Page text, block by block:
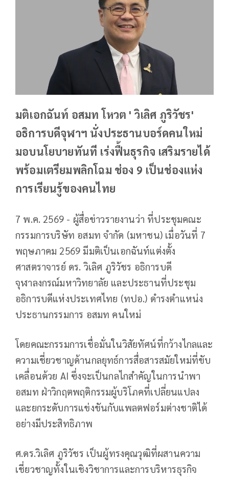
มติเอกฉันท์ อสมท โหวต ' วิเลิศ ภูริวัชร'
อธิการบดีจุฬาฯ นั่งประธานบอร์ดคนใหม่
มอบนโยบายทันที เร่งฟื้นธุรกิจ เสริมรายได้
พร้อมเตรียมพลิกโฉม ช่อง 9 เป็นช่องแห่ง
การเรียนรู้ของคนไทย
7 พ.ค. 2569 - ผู้สื่อข่าวรายงานว่า ที่ประชุมคณะ
กรรมการบริษัท อสมท จำกัด (มหาชน) เมื่อวันที่ 7
พฤษภาคม 2569 มีมติเป็นเอกฉันท์แต่งตั้ง
ศาสตราจารย์ ดร. วิเลิศ ภูริวัชร อธิการบดี
จุฬาลงกรณ์มหาวิทยาลัย และประธานที่ประชุม
อธิการบดีแห่งประเทศไทย (ทปอ.) ดำรงตำแหน่ง
ประธานกรรมการ อสมท คนใหม่
โดยคณะกรรมการเชื่อมั่นในวิสัยทัศน์ที่กว้างไกลและ
ความเชี่ยวชาญด้านกลยุทธ์การสื่อสารสมัยใหม่ที่ขับ
เคลื่อนด้วย AI ซึ่งจะเป็นกลไกสำคัญในการนำพา
อสมท ฝ่าวิกฤตพฤติกรรมผู้บริโภคที่เปลี่ยนแปลง
และยกระดับการแข่งขันกับแพลตฟอร์มต่างชาติได้
อย่างมีประสิทธิภาพ
ศ.ดร.วิเลิศ ภูริวัชร เป็นผู้ทรงคุณวุฒิที่ผสานความ
เชี่ยวชาญทั้งในเชิงวิชาการและการบริหารธุรกิจ